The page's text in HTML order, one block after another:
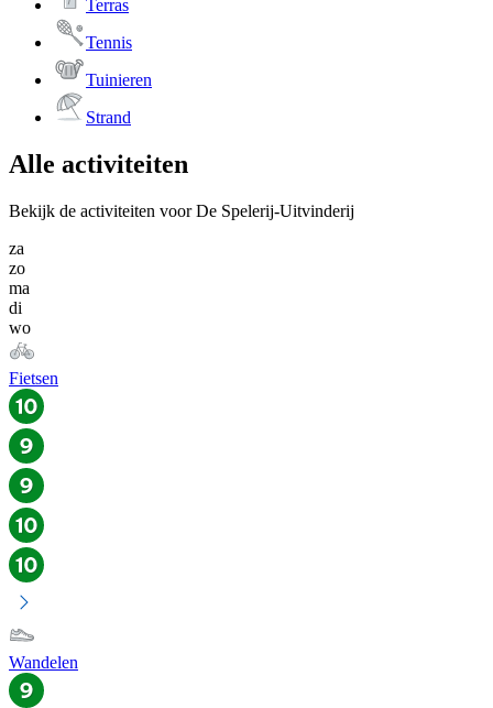
Terras
Tennis
Tuinieren
Strand
Alle activiteiten
Bekijk de activiteiten voor De Spelerij-Uitvinderij
za
zo
ma
di
wo
Fietsen
Wandelen